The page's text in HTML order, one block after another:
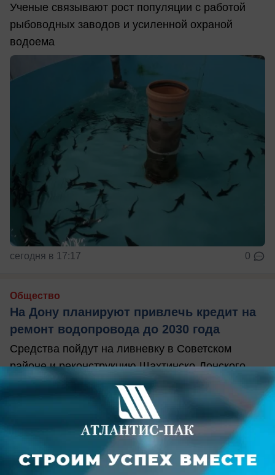
Ученые связывают рост популяции с работой
рыбоводных заводов и усиленной охраной
водоема
сегодня в 17:17 0
Общество
На Дону планируют привлечь кредит на
ремонт водопровода до 2030 года
Средства пойдут на ливневку в Советском
районе и реконструкцию Шахтинско-Донского
водопровода